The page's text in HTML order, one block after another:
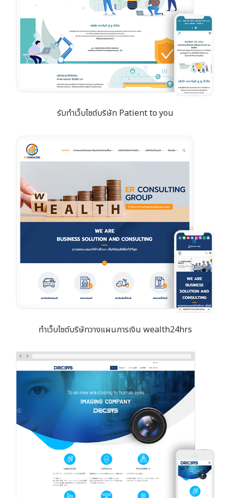
รับทำเว็บไซต์บริษัท Patient to you
ทำเว็บไซต์บริษัทวางแผนการเงิน wealth24hrs